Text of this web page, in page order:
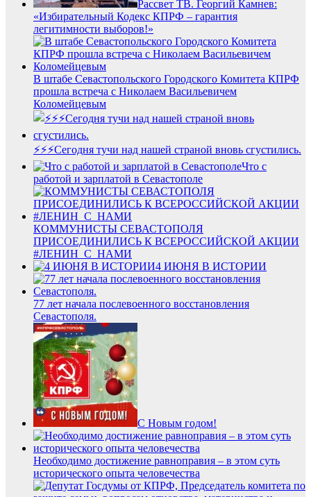
Рассвет ТВ. Георгий Камнев:
«Избирательный Кодекс КПРФ – гарантия
легитимности выборов!»
В штабе Севастопольского Городского Комитета КПРФ
прошла встреча с Николаем Васильевичем
Коломейцевым
⚡️⚡️⚡️Сегодня тучи над нашей страной вновь сгустились.
Что с
работой и зарплатой в Севастополе
КОММУНИСТЫ СЕВАСТОПОЛЯ
ПРИСОЕДИНИЛИСЬ К ВСЕРОССИЙСКОЙ АКЦИИ
#ЛЕНИН_С_НАМИ
4 ИЮНЯ В ИСТОРИИ
77 лет начала послевоенного восстановления
Севастополя.
С Новым годом!
Необходимо достижение равноправия – в этом суть
исторического опыта человечества